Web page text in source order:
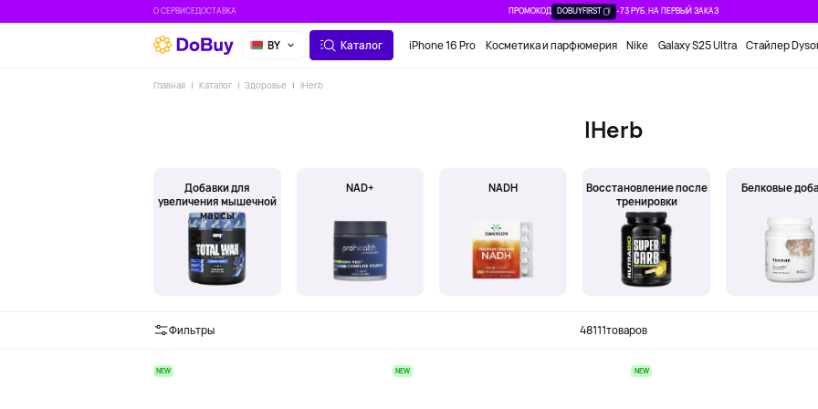
О СЕРВИСЕДОСТАВКА ПРОМОКОД DOBUYFIRST -73 РУБ. НА ПЕРВЫЙ ЗАКАЗ
BY Каталог iPhone 16 Pro Косметика и парфюмерия Nike Galaxy S25 Ultra Стайлер
Главная Каталог Здоровье IHerb
IHerb
Добавки для
увеличения мышечной
массы
NAD+ NADH
Восстановление после
тренировки
Белковые
Фильтры 48111товаров
NEW NEW NEW